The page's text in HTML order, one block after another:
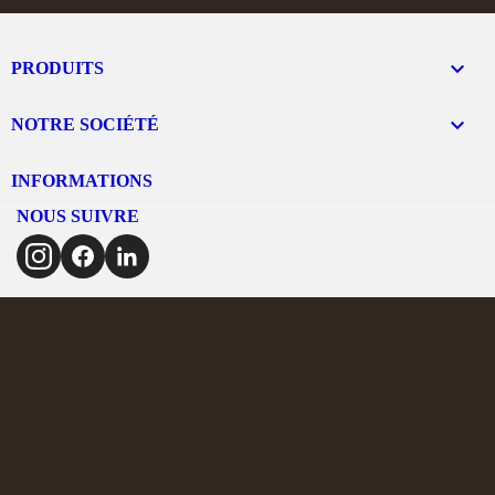
PRODUITS 
NOTRE SOCIÉTÉ 
INFORMATIONS
NOUS SUIVRE